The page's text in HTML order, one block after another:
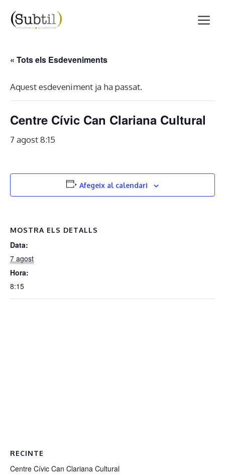
« Tots els Esdeveniments
Aquest esdeveniment ja ha passat.
Centre Cívic Can Clariana Cultural
7 agost 8:15
Afegeix al calendari
MOSTRA ELS DETALLS
Data:
7 agost
Hora:
8:15
RECINTE
Centre Cívic Can Clariana Cultural